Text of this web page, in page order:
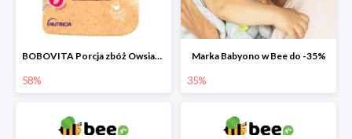
BOBOVITA Porcja zbóż Owsianka bezmleczna z ryżem
58%
Marka Babyono w Bee do -35%
35%